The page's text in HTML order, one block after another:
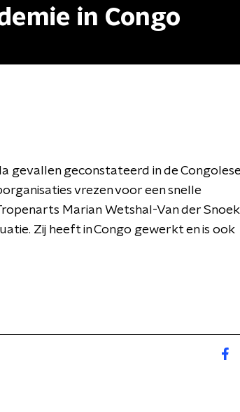
in Congo
gevallen geconstateerd in de
vrezen voor een snelle
Marian Wetshal-Van der Snoek
Zij heeft in Congo gewerkt en is ook